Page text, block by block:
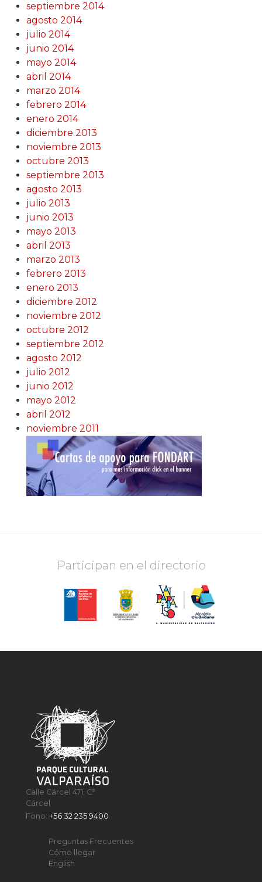
septiembre 2014
agosto 2014
julio 2014
junio 2014
mayo 2014
abril 2014
marzo 2014
febrero 2014
enero 2014
diciembre 2013
noviembre 2013
octubre 2013
septiembre 2013
agosto 2013
julio 2013
junio 2013
mayo 2013
abril 2013
marzo 2013
febrero 2013
enero 2013
diciembre 2012
noviembre 2012
octubre 2012
septiembre 2012
agosto 2012
julio 2012
junio 2012
mayo 2012
abril 2012
noviembre 2011
Participan en el directorio
Calle Cárcel 471, C°
Cárcel
Fono:+56 32 235 9400
Preguntas Frecuentes
Cómo llegar
English